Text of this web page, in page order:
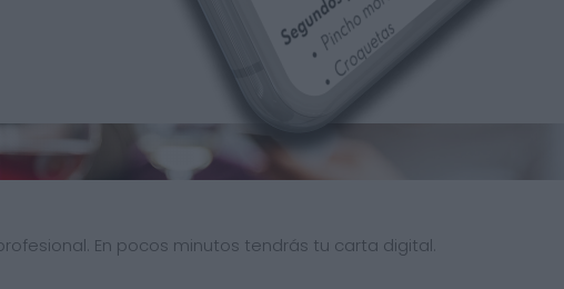
En pocos minutos tendrás tu carta digital.